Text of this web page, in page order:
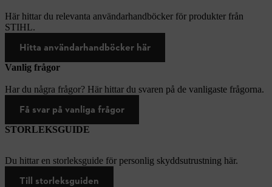
Här hittar du relevanta användarhandböcker för produkter från
STIHL.
Hitta användarhandböcker här
Vanlig frågor
Har du några frågor? Här hittar du svaren på de vanligaste frågorna.
Få svar på vanliga frågor
STORLEKSGUIDE
Du hittar en storleksguide för personlig skyddsutrustning här.
Till storleksguiden